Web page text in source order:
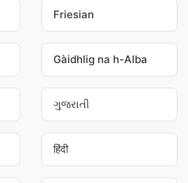
Friesian
Gàidhlig na h-Alba
ગુજરાતી
हिंदी